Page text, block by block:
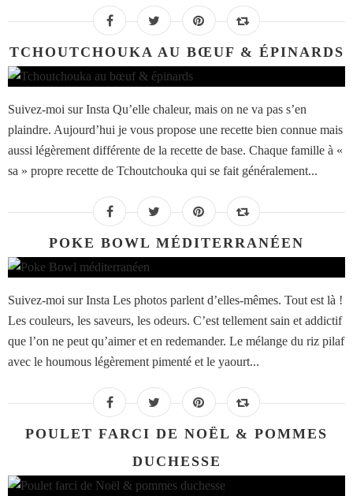
TCHOUTCHOUKA AU BŒUF & ÉPINARDS
Suivez-moi sur Insta Qu’elle chaleur, mais on ne va pas s’en
plaindre. Aujourd’hui je vous propose une recette bien connue mais
aussi légèrement différente de la recette de base. Chaque famille à «
sa » propre recette de Tchoutchouka qui se fait généralement...
POKE BOWL MÉDITERRANÉEN
Suivez-moi sur Insta Les photos parlent d’elles-mêmes. Tout est là !
Les couleurs, les saveurs, les odeurs. C’est tellement sain et addictif
que l’on ne peut qu’aimer et en redemander. Le mélange du riz pilaf
avec le houmous légèrement pimenté et le yaourt...
POULET FARCI DE NOËL & POMMES
DUCHESSE